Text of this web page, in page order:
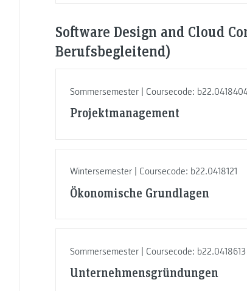
Software Design and Cloud
Berufsbegleitend)
Sommersemester | Coursecode:
Projektmanagement
Wintersemester | Coursecode: b22.0418121
Ökonomische Grundlagen
Sommersemester | Coursecode: b22.0418613
Unternehmensgründungen